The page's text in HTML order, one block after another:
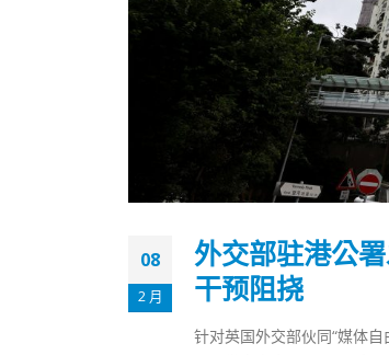
08
2 月
外交部驻港公
干预阻挠
针对英国外交部伙同“媒体